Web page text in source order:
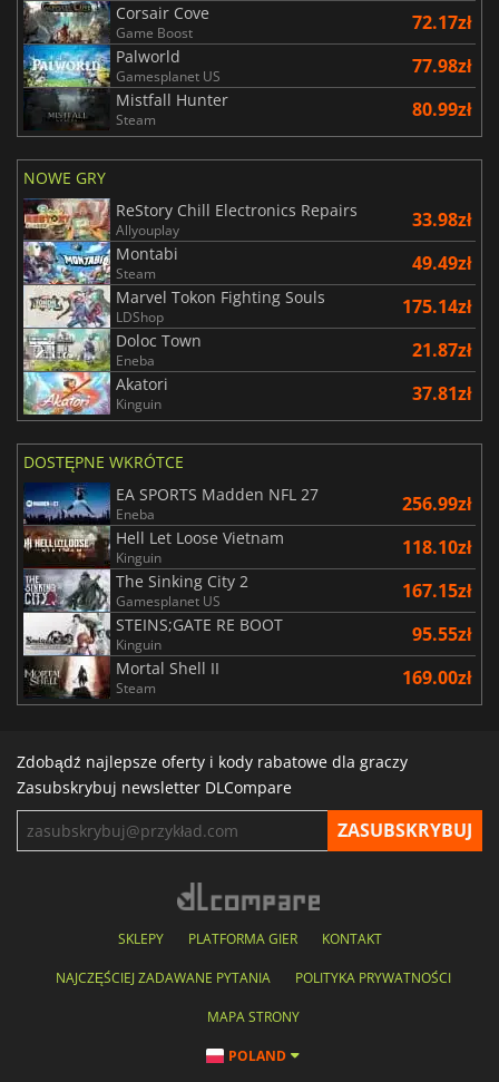
Corsair Cove
Game Boost 72.17zł
Palworld
Gamesplanet US 77.98zł
Mistfall Hunter
Steam 80.99zł
NOWE GRY
ReStory Chill Electronics Repairs
Allyouplay 33.98zł
Montabi
Steam 49.49zł
Marvel Tokon Fighting Souls
LDShop 175.14zł
Doloc Town
Eneba 21.87zł
Akatori
Kinguin 37.81zł
DOSTĘPNE WKRÓTCE
EA SPORTS Madden NFL 27
Eneba 256.99zł
Hell Let Loose Vietnam
Kinguin 118.10zł
The Sinking City 2
Gamesplanet US 167.15zł
STEINS;GATE RE BOOT
Kinguin 95.55zł
Mortal Shell II
Steam 169.00zł
Zdobądź najlepsze oferty i kody rabatowe dla graczy
Zasubskrybuj newsletter DLCompare
SKLEPY PLATFORMA GIER KONTAKT
NAJCZĘŚCIEJ ZADAWANE PYTANIA POLITYKA PRYWATNOŚCI
MAPA STRONY
POLAND